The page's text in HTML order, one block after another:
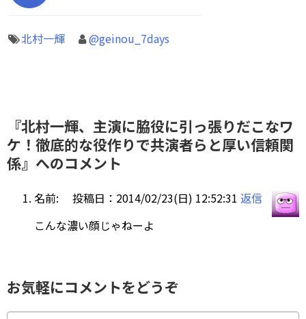
北村一輝 @geinou_7days
『北村一輝、主演に脇役に引っ張りだこなワ
ケ！徹底的な役作りで共演者らと厚い信頼関
係』へのコメント
名前: 投稿日：2014/02/23(日) 12:52:31 返信
こんな濃い顔じゃねーよ
お気軽にコメントをどうぞ